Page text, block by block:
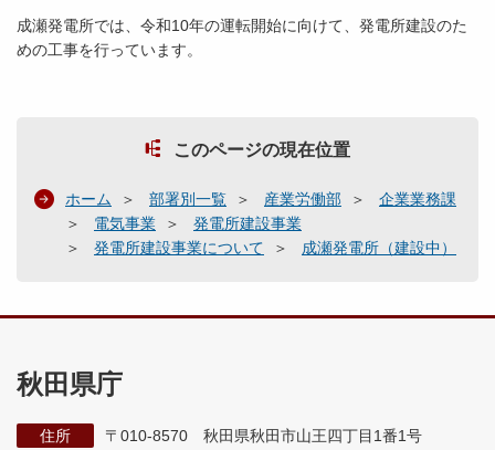
成瀬発電所では、令和10年の運転開始に向けて、発電所建設のた
めの工事を行っています。
このページの現在位置
ホーム 部署別一覧 産業労働部
企業業務課
電気事業
発電所建設事業
発電所建設事業について
成瀬発電所（建設中）
秋田県庁
住所
〒010-8570 秋田県秋田市山王四丁目1番1号